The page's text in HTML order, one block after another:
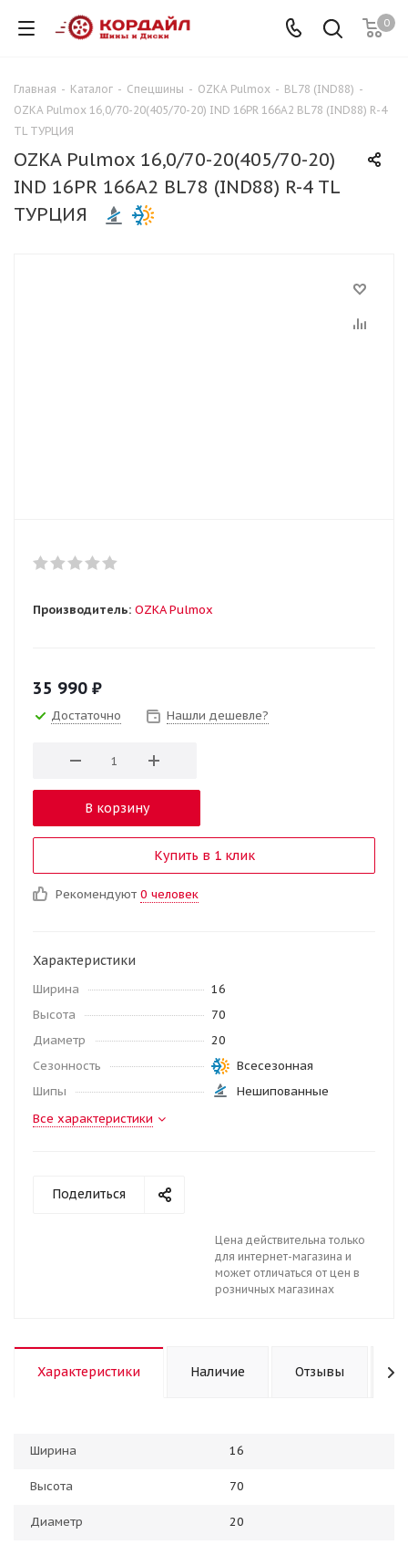
0
Главная - Каталог - Спецшины - OZKA Pulmox - BL78 (IND88) -
OZKA Pulmox 16,0/70-20(405/70-20) IND 16PR 166A2 BL78 (IND88) R-4
TL ТУРЦИЯ
OZKA Pulmox 16,0/70-20(405/70-20)
IND 16PR 166A2 BL78 (IND88) R-4 TL
ТУРЦИЯ
Производитель: OZKA Pulmox
35 990 ₽
Достаточно Нашли дешевле?
В корзину
Купить в 1 клик
Рекомендуют 0 человек
Характеристики
Ширина
16
Высота
70
Диаметр
20
Сезонность
Всесезонная
Шипы
Нешипованные
Все характеристики
Поделиться
Цена действительна только
для интернет-магазина и
может отличаться от цен в
розничных магазинах
Характеристики Наличие Отзывы
Ширина 16
Высота 70
Диаметр 20